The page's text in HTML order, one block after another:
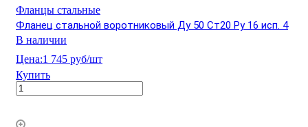
Фланцы стальные
Фланец стальной воротниковый Ду 50 Ст20 Ру 16 исп. 4
В наличии
Цена:1 745 руб/шт
Купить